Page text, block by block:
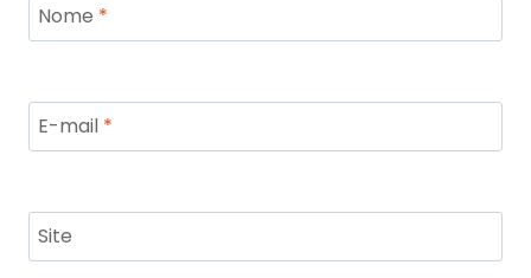
Nome *
E-mail *
Site